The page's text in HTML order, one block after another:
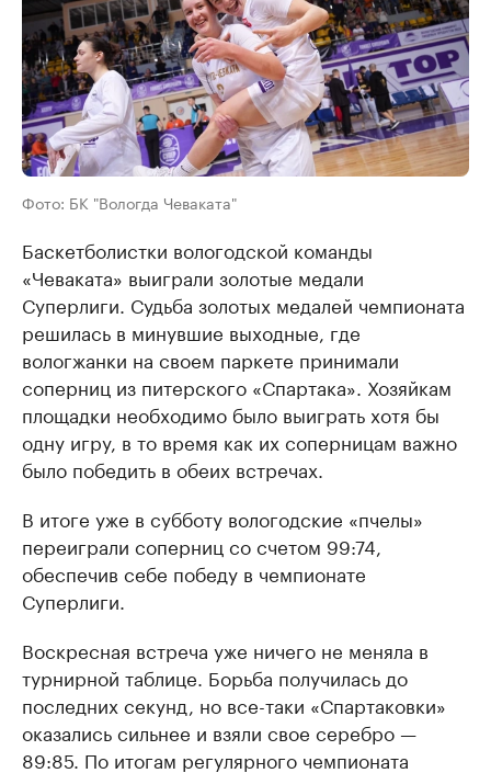
Фото: БК "Вологда Чеваката"
Баскетболистки вологодской команды
«Чеваката» выиграли золотые медали
Суперлиги. Судьба золотых медалей чемпионата
решилась в минувшие выходные, где
вологжанки на своем паркете принимали
соперниц из питерского «Спартака». Хозяйкам
площадки необходимо было выиграть хотя бы
одну игру, в то время как их соперницам важно
было победить в обеих встречах.
В итоге уже в субботу вологодские «пчелы»
переиграли соперниц со счетом 99:74,
обеспечив себе победу в чемпионате
Суперлиги.
Воскресная встреча уже ничего не меняла в
турнирной таблице. Борьба получилась до
последних секунд, но все-таки «Спартаковки»
оказались сильнее и взяли свое серебро —
89:85. По итогам регулярного чемпионата